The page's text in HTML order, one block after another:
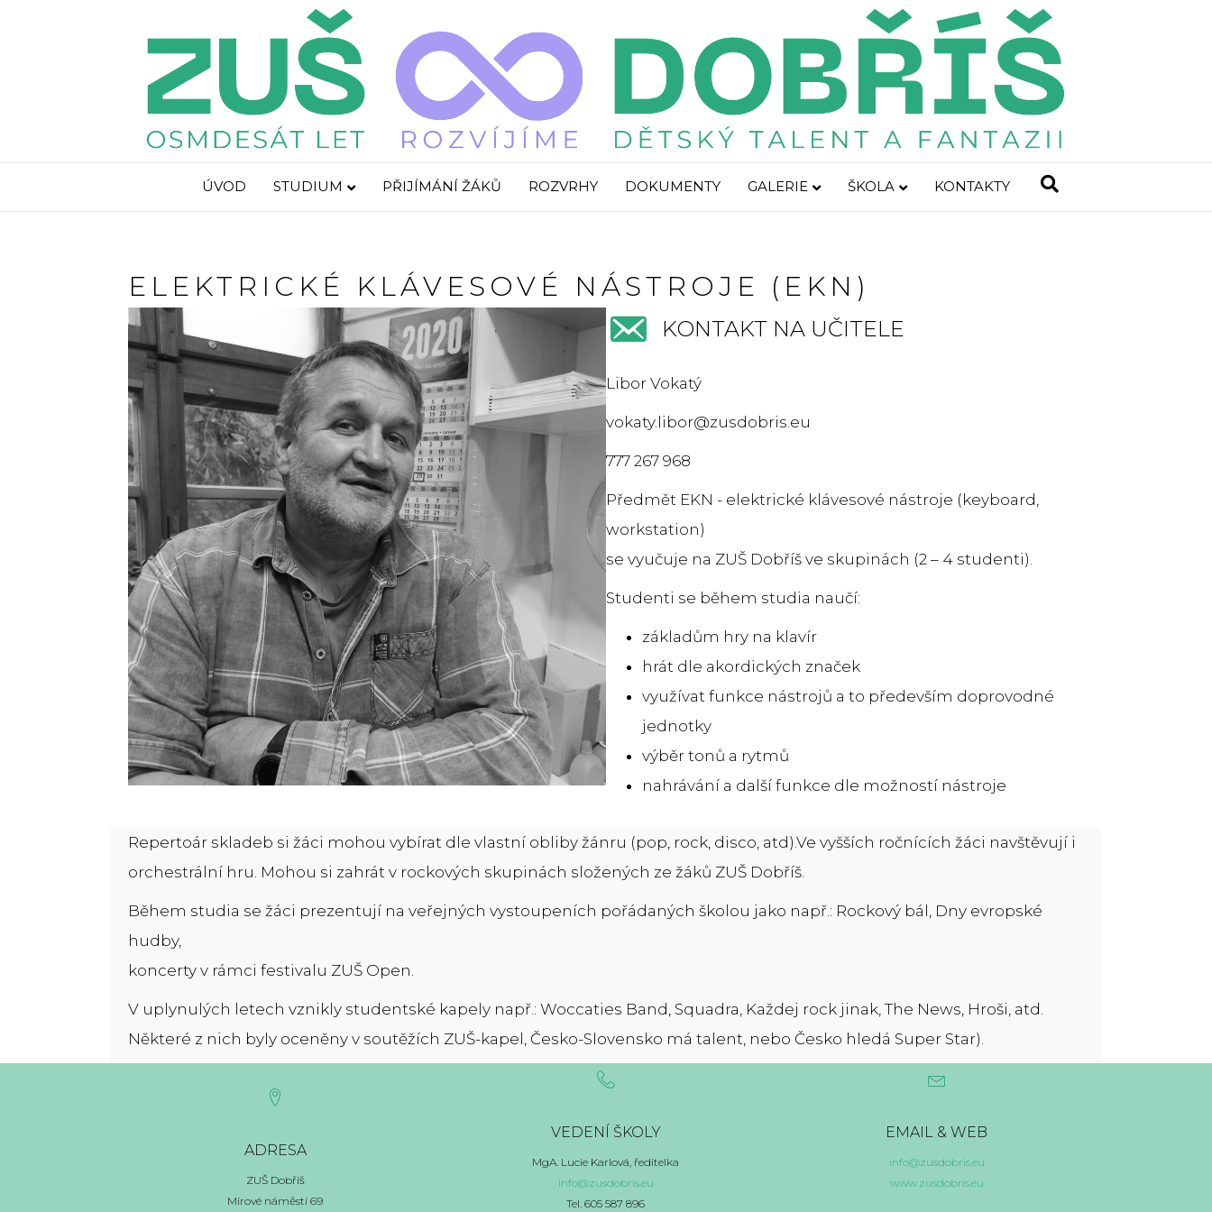
ÚVOD STUDIUM PŘIJÍMÁNÍ ŽÁKŮ ROZVRHY DOKUMENTY GALERIE ŠKOLA KONTAKTY
ELEKTRICKÉ KLÁVESOVÉ NÁSTROJE (EKN)
KONTAKT NA UČITELE
Libor Vokatý
vokaty.libor@zusdobris.eu
777 267 968
Předmět EKN - elektrické klávesové nástroje (keyboard,
workstation)
se vyučuje na ZUŠ Dobříš ve skupinách (2 – 4 studenti).
Studenti se během studia naučí:
základům hry na klavír
hrát dle akordických značek
využívat funkce nástrojů a to především doprovodné
jednotky
výběr tonů a rytmů
nahrávání a další funkce dle možností nástroje
Repertoár skladeb si žáci mohou vybírat dle vlastní obliby žánru (pop, rock, disco, atd).Ve vyšších ročnících žáci navštěvují i
orchestrální hru. Mohou si zahrát v rockových skupinách složených ze žáků ZUŠ Dobříš.
Během studia se žáci prezentují na veřejných vystoupeních pořádaných školou jako např.: Rockový bál, Dny evropské
hudby,
koncerty v rámci festivalu ZUŠ Open.
V uplynulých letech vznikly studentské kapely např.: Woccaties Band, Squadra, Každej rock jinak, The News, Hroši, atd.
Některé z nich byly oceněny v soutěžích ZUŠ-kapel, Česko-Slovensko má talent, nebo Česko hledá Super Star).
ADRESA
ZUŠ Dobříš
Mírové náměstí 69
VEDENÍ ŠKOLY
MgA. Lucie Karlová, ředitelka
info@zusdobris.eu
Tel. 605 587 896
EMAIL & WEB
info@zusdobris.eu
www.zusdobris.eu